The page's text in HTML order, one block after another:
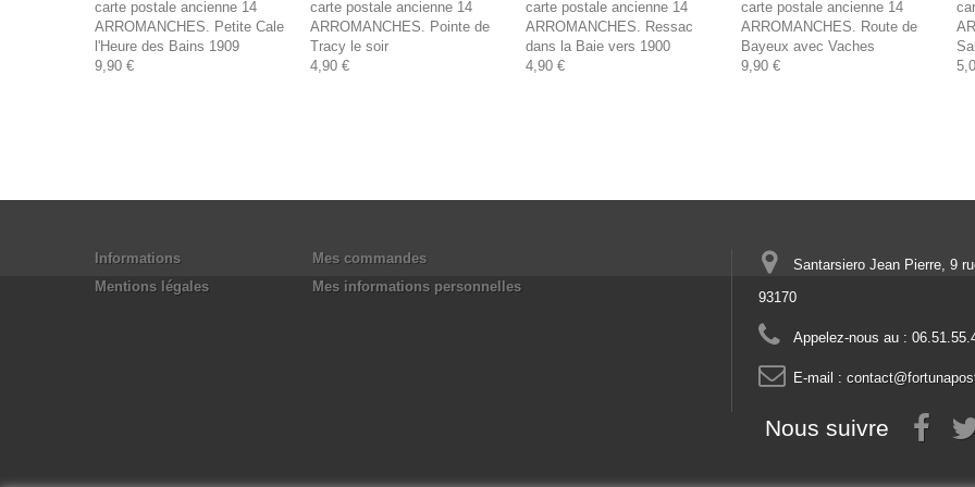
carte postale ancienne 14
ARROMANCHES. Petite Cale
l'Heure des Bains 1909
9,90 €
carte postale ancienne 14
ARROMANCHES. Pointe de
Tracy le soir
4,90 €
carte postale ancienne 14
ARROMANCHES. Ressac
dans la Baie vers 1900
4,90 €
carte postale ancienne 14
ARROMANCHES. Route de
Bayeux avec Vaches
9,90 €
Informations
Mentions légales
Mes commandes
Mes informations personnelles
Santarsiero Jean Pierre, 9
93170
Appelez-nous au :
E-mail :
Nous suivre